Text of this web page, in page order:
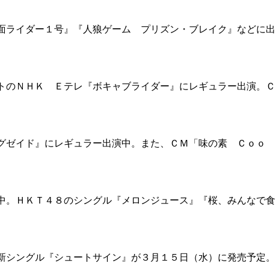
イダー１号』『人狼ゲーム プリズン・ブレイク』などに出
ＮＨＫ Ｅテレ『ボキャブライダー』にレギュラー出演。Ｃ
イド』にレギュラー出演中。また、ＣＭ「味の素 Ｃｏｏ
ＨＫＴ４８のシングル『メロンジュース』『桜、みんなで食
ングル『シュートサイン』が３月１５日（水）に発売予定。